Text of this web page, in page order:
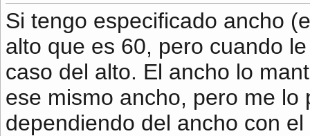
Si tengo especificado ancho
alto que es 60, pero cuando
caso del alto. El ancho lo
ese mismo ancho, pero me
dependiendo del ancho con